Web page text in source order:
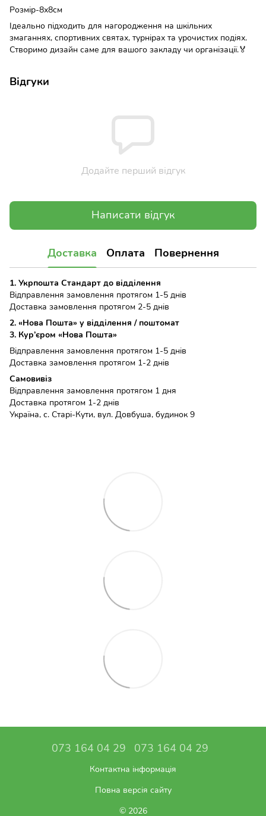
Розмір-8х8см
Ідеально підходить для нагородження на шкільних
змаганнях, спортивних святах, турнірах та урочистих подіях.
Створимо дизайн саме для вашого закладу чи організації.🏅
Відгуки
Додайте перший відгук
Написати відгук
Доставка Оплата Повернення
1. Укрпошта Стандарт до відділення
Відправлення замовлення протягом 1-5 днів
Доставка замовлення протягом 2-5 днів
2. «Нова Пошта» у відділення / поштомат
3. Кур’єром «Нова Пошта»
Відправлення замовлення протягом 1-5 днів
Доставка замовлення протягом 1-2 днів
Самовивіз
Відправлення замовлення протягом 1 дня
Доставка протягом 1-2 днів
Україна, с. Старі-Кути, вул. Довбуша, будинок 9
073 164 04 29 073 164 04 29
Контактна інформація
Повна версія сайту
© 2026